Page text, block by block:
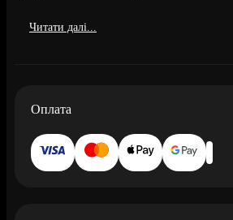
Читати далі...
Оплата